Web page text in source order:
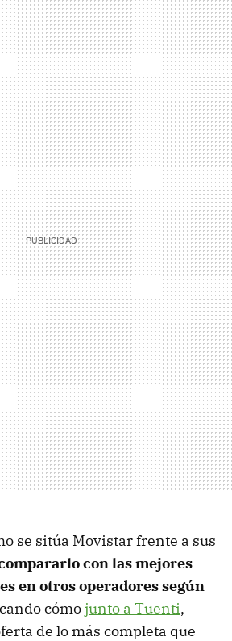
se sitúa Movistar frente a sus
con las mejores
en otros operadores según
cómojunto a Tuenti,
de lo más completa que